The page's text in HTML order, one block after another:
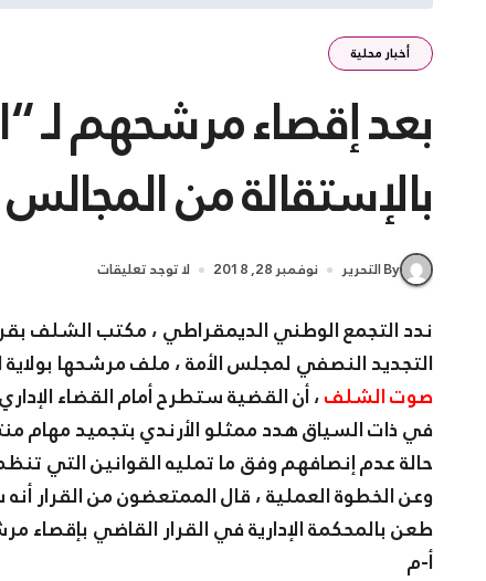
أخبار محلية
بعد إقصاء مرشحهم لـ
بالإستقالة من
By التحرير نوفمبر 28, 2018 لا توجد تعليقات
ندد التجمع الوطني الديمقراطي ، مكتب الشلف
التجديد النصفي لمجلس الأمة ، ملف مرشحها
صوت الشلف، أن القضية ستطرح أمام القضاء
في ذات السياق هدد ممثلو الأرندي بتجميد مهام
حالة عدم إنصافهم وفق ما تمليه القوانين التي
وعن الخطوة العملية ، قال الممتعضون من القرار
طعن بالمحكمة الإدارية في القرار القاضي بإقصاء
أ-م